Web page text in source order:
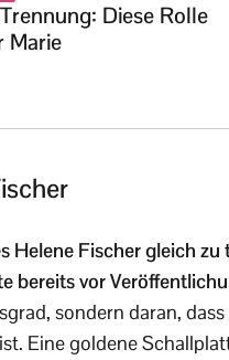
Diese Rolle
Marie
Helene Fischer gleich
bereits vor
sondern daran,
Eine goldene